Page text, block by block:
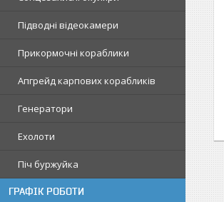
Підводні відеокамери
Прикормочні кораблики
Апгрейд карпових корабликів
Генератори
Ехолоти
Піч буржуйка
ГРАФІК РОБОТИ